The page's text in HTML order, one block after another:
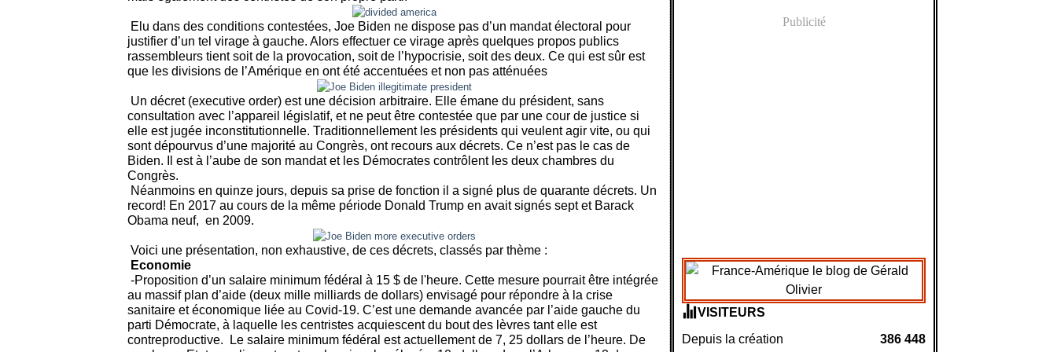
Elu dans des conditions contestées, Joe Biden ne dispose pas d’un mandat électoral pour
justifier d’un tel virage à gauche. Alors effectuer ce virage après quelques propos publics
rassembleurs tient soit de la provocation, soit de l’hypocrisie, soit des deux. Ce qui est sûr est
que les divisions de l’Amérique en ont été accentuées et non pas atténuées
Un décret (executive order) est une décision arbitraire. Elle émane du président, sans
consultation avec l’appareil législatif, et ne peut être contestée que par une cour de justice si
elle est jugée inconstitutionnelle. Traditionnellement les présidents qui veulent agir vite, ou qui
sont dépourvus d’une majorité au Congrès, ont recours aux décrets. Ce n’est pas le cas de
Biden. Il est à l’aube de son mandat et les Démocrates contrôlent les deux chambres du
Congrès.
Néanmoins en quinze jours, depuis sa prise de fonction il a signé plus de quarante décrets. Un
record! En 2017 au cours de la même période Donald Trump en avait signés sept et Barack
Obama neuf, en 2009.
Voici une présentation, non exhaustive, de ces décrets, classés par thème :
Economie
-Proposition d’un salaire minimum fédéral à 15 $ de l'heure. Cette mesure pourrait être intégrée
au massif plan d’aide (deux mille milliards de dollars) envisagé pour répondre à la crise
sanitaire et économique liée au Covid-19. C’est une demande avancée par l’aide gauche du
parti Démocrate, à laquelle les centristes acquiescent du bout des lèvres tant elle est
contreproductive.
Le salaire minimum fédéral est actuellement de 7, 25 dollars de l’heure. De
Publicité
VISITEURS
Depuis la création
386 448